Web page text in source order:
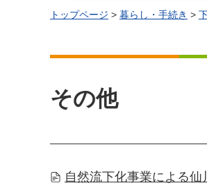
トップページ > 暮らし・手続き >
その他
自然流下化事業による